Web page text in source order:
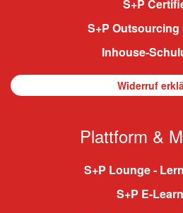
S+P
S+P
Inhouse-
Widerruf
Plattform &
S+P Lounge -
S+P E-